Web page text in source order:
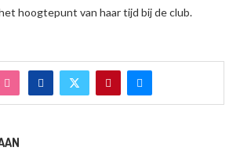
hoogtepunt van haar tijd bij de club.